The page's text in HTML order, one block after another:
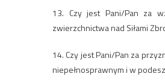
13. Czy jest Pani/Pan za
zwierzchnictwa nad Siłami
14. Czy jest Pani/Pan za
niepełnosprawnym i w